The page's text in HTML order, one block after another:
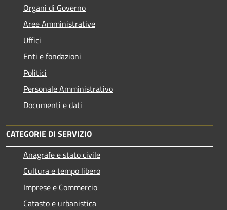
Organi di Governo
Aree Amministrative
Uffici
Enti e fondazioni
Politici
Personale Amministrativo
Documenti e dati
CATEGORIE DI SERVIZIO
Anagrafe e stato civile
Cultura e tempo libero
Imprese e Commercio
Catasto e urbanistica